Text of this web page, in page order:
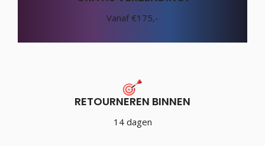
Vanaf €175,-
RETOURNEREN BINNEN
14 dagen